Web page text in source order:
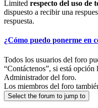
Limited respecto del uso de
dispuesto a recibir una
respuesta.
¿Cómo puedo ponerme en
Todos los usuarios del foro
“Contáctenos”, si está
Administrador del foro.
Los miembros del foro
Select the forum to jump to